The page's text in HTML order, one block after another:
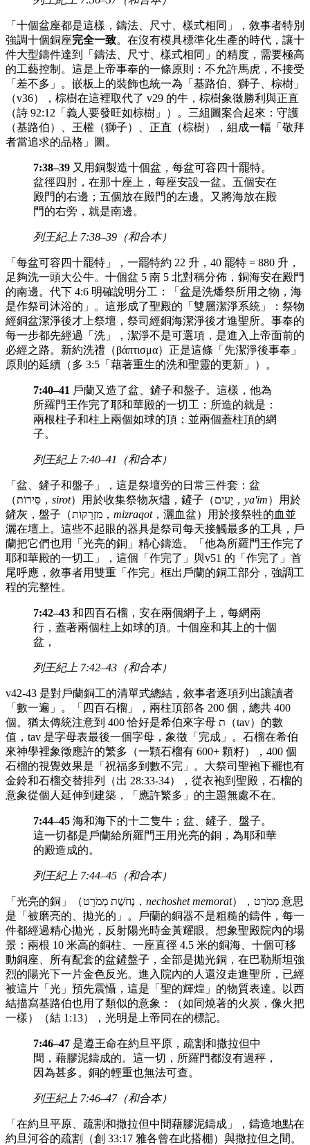
「十個盆座都是這樣，鑄法、尺寸、樣式相同」，敘事者特別
強調十個銅座完全一致。在沒有模具標準化生產的時代，讓十
件大型鑄件達到「鑄法、尺寸、樣式相同」的精度，需要極高
的工藝控制。這是上帝事奉的一條原則：不允許馬虎，不接受
「差不多」。嵌板上的裝飾也統一為「基路伯、獅子、棕樹」
（v36），棕樹在這裡取代了 v29 的牛，棕樹象徵勝利與正直
（詩 92:12「義人要發旺如棕樹」）。三組圖案合起來：守護
（基路伯）、王權（獅子）、正直（棕樹），組成一幅「敬拜
者當追求的品格」圖。
7:38–39 又用銅製造十個盆，每盆可容四十罷特。
盆徑四肘，在那十座上，每座安設一盆。五個安在
殿門的右邊；五個放在殿門的左邊。又將海放在殿
門的右旁，就是南邊。
列王紀上 7:38–39（和合本）
「每盆可容四十罷特」，一罷特約 22 升，40 罷特 = 880 升，
足夠洗一頭大公牛。十個盆 5 南 5 北對稱分佈，銅海安在殿門
的南邊。代下 4:6 明確說明分工：「盆是洗燔祭所用之物，海
是作祭司沐浴的」。這形成了聖殿的「雙層潔淨系統」：祭物
經銅盆潔淨後才上祭壇，祭司經銅海潔淨後才進聖所。事奉的
每一步都先經過「洗」，潔淨不是可選項，是進入上帝面前的
必經之路。新約洗禮（βάπτισμα）正是這條「先潔淨後事奉」
原則的延續（多 3:5「藉著重生的洗和聖靈的更新」）。
7:40–41 戶蘭又造了盆、鏟子和盤子。這樣，他為
所羅門王作完了耶和華殿的一切工：所造的就是：
兩根柱子和柱上兩個如球的頂；並兩個蓋柱頂的網
子。
列王紀上 7:40–41（和合本）
「盆、鏟子和盤子」，這是祭壇旁的日常三件套：盆
（סִּירוֹת， sirot ）用於收集祭物灰燼，鏟子（יָעִים， ya'im）用於
鏟灰，盤子（מִזְרָקוֹת， mizraqot，灑血盆）用於接祭牲的血並
灑在壇上。這些不起眼的器具是祭司每天接觸最多的工具，戶
蘭把它們也用「光亮的銅」精心鑄造。「他為所羅門王作完了
耶和華殿的一切工」，這個「作完了」與v51 的「作完了」首
尾呼應，敘事者用雙重「作完」框出戶蘭的銅工部分，強調工
程的完整性。
7:42–43 和四百石榴，安在兩個網子上，每網兩
行，蓋著兩個柱上如球的頂。十個座和其上的十個
盆，
列王紀上 7:42–43（和合本）
v42-43 是對戶蘭銅工的清單式總結，敘事者逐項列出讓讀者
「數一遍」。「四百石榴」，兩柱頂部各 200 個，總共 400
個。猶太傳統注意到 400 恰好是希伯來字母 ת（tav）的數
值，tav 是字母表最後一個字母，象徵「完成」。石榴在希伯
來神學裡象徵應許的繁多（一顆石榴有 600+ 顆籽），400 個
石榴的視覺效果是「祝福多到數不完」。大祭司聖袍下襬也有
金鈴和石榴交替排列（出 28:33-34），從衣袍到聖殿，石榴的
意象從個人延伸到建築，「應許繁多」的主題無處不在。
7:44–45 海和海下的十二隻牛；盆、鏟子、盤子。
這一切都是戶蘭給所羅門王用光亮的銅，為耶和華
的殿造成的。
列王紀上 7:44–45（和合本）
「光亮的銅」（נְחֹשֶׁת מְמֹרָט， nechoshet memorat），מְמֹרָט 意思
是「被磨亮的、拋光的」。戶蘭的銅器不是粗糙的鑄件，每一
件都經過精心拋光，反射陽光時金黃耀眼。想象聖殿院內的場
景：兩根 10 米高的銅柱、一座直徑 4.5 米的銅海、十個可移
動銅座、所有配套的盆鏟盤子，全部是拋光銅，在巴勒斯坦強
烈的陽光下一片金色反光。進入院內的人還沒走進聖所，已經
被這片「光」預先震懾，這是「聖的輝煌」的物質表達。以西
結描寫基路伯也用了類似的意象：（如同燒著的火炭，像火把
一樣）（結 1:13），光明是上帝同在的標記。
7:46–47 是遵王命在約旦平原，疏割和撒拉但中
間，藉膠泥鑄成的。這一切，所羅門都沒有過秤，
因為甚多。銅的輕重也無法可查。
列王紀上 7:46–47（和合本）
「在約旦平原、疏割和撒拉但中間藉膠泥鑄成」，鑄造地點在
約旦河谷的疏割（創 33:17 雅各曾在此搭棚）與撒拉但之間。